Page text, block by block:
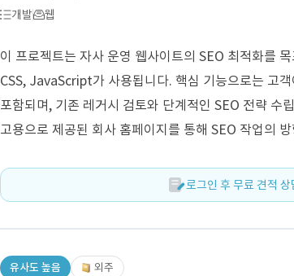
개발
웹
이 프로젝트는 자사 운영 웹사이트의 SEO 최적화를
CSS, JavaScript가 사용됩니다. 핵심 기능으로는 고
포함되며, 기존 레거시 검토와 단계적인 SEO 전략 수
고용으로 제공된 회사 홈페이지를 통해 SEO 작업의
로그인 후 무료 견적 상
유사도 높음 외주